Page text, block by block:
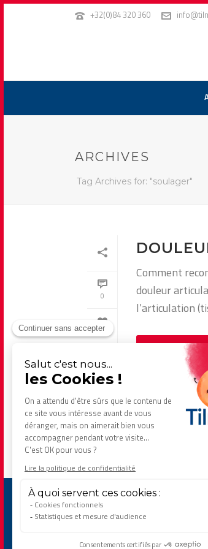
+32(0)84 320 360
ARCHIVES
Tag Archives for: "soulager"
0
0
Comment
douleur
l’articulation
Lire la suite...